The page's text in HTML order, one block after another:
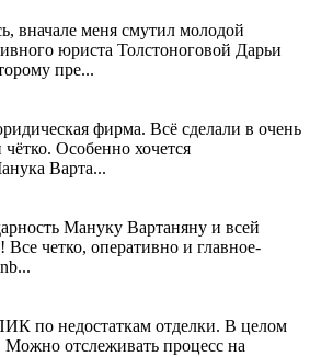
вначале меня смутил молодой
юриста Толстоноговой Дарьи
пре...
фирма. Всё сделали в очень
Особенно хочется
Варта...
Мануку Вартаняну и всей
Все четко, оперативно и главное-
по недостаткам отделки. В целом
Можно отслеживать процесс на